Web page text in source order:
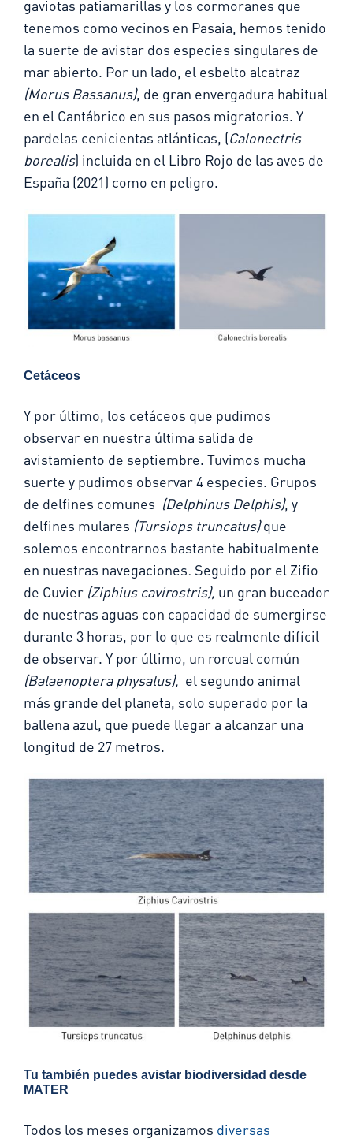
gaviotas patiamarillas y los cormoranes que
tenemos como vecinos en Pasaia, hemos tenido
la suerte de avistar dos especies singulares de
mar abierto. Por un lado, el esbelto alcatraz
(Morus Bassanus), de gran envergadura habitual
en el Cantábrico en sus pasos migratorios. Y
pardelas cenicientas atlánticas, (Calonectris
borealis) incluida en el Libro Rojo de las aves de
España (2021) como en peligro.
Cetáceos
Y por último, los cetáceos que pudimos
observar en nuestra última salida de
avistamiento de septiembre. Tuvimos mucha
suerte y pudimos observar 4 especies. Grupos
de delfines comunes (Delphinus Delphis), y
delfines mulares (Tursiops truncatus)que
solemos encontrarnos bastante habitualmente
en nuestras navegaciones. Seguido por el Zifio
de Cuvier (Ziphius cavirostris), un gran buceador
de nuestras aguas con capacidad de sumergirse
durante 3 horas, por lo que es realmente difícil
de observar. Y por último, un rorcual común
(Balaenoptera physalus), el segundo animal
más grande del planeta, solo superado por la
ballena azul, que puede llegar a alcanzar una
longitud de 27 metros.​
Tu también puedes avistar biodiversidad desde
MATER
Todos los meses organizamos diversas